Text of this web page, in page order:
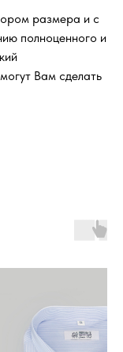
размера и с
полноценного и
Вам сделать